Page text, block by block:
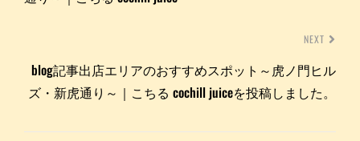
NEXT
blog記事出店エリアのおすすめスポット～虎ノ門ヒル
ズ・新虎通り～｜こちる cochill juiceを投稿しました。